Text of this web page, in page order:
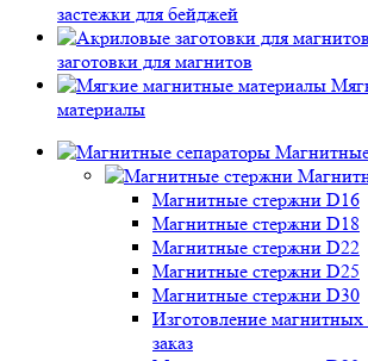
застежки для бейджей
заготовки для магнитов
материалы
Магнитные стержни D16
Магнитные стержни D18
Магнитные стержни D22
Магнитные стержни D25
Магнитные стержни D30
Изготовление
заказ